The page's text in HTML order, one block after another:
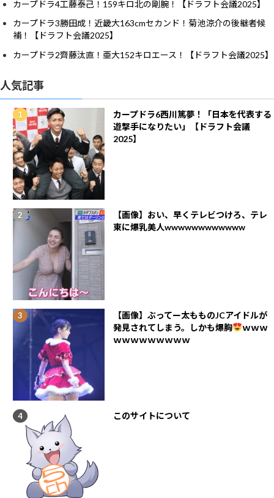
カープドラ4工藤泰己！159キロ北の剛腕！【ドラフト会議2025】
カープドラ3勝田成！近畿大163cmセカンド！菊池涼介の後継者候
補！【ドラフト会議2025】
カープドラ2齊藤汰直！亜大152キロエース！【ドラフト会議2025】
人気記事
カープドラ6西川篤夢！「日本を代表する
遊撃手になりたい」【ドラフト会議
2025】
【画像】おい、早くテレビつけろ、テレ
東に爆乳美人wwwwwwwwwwww
【画像】ぶってー太もものJCアイドルが
発見されてしまう。しかも爆胸
ｗｗｗ
ｗｗｗｗｗｗｗｗｗ
このサイトについて